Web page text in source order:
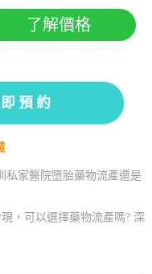
了解價格
預約
私家醫院墮胎藥物流產還是
，可以選擇藥物流產嗎? 深